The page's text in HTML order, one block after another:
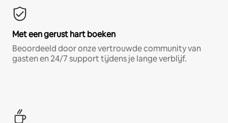
Met een gerust hart boeken
Beoordeeld door onze vertrouwde community van
gasten en 24/7 support tijdens je lange verblijf.